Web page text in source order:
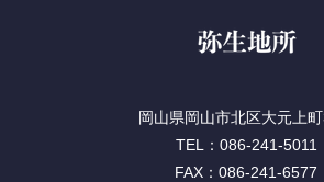
岡山県岡山市北区大元上
TEL：086-241-5011
FAX：086-241-6577